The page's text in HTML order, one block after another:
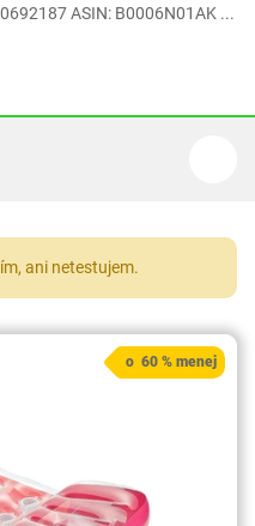
ASIN: B0006N01AK ...
ani netestujem.
o 60 % menej